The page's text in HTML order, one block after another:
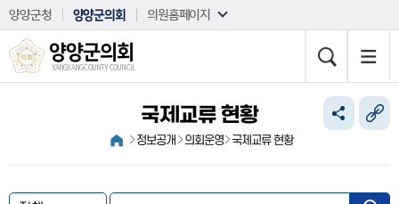
본문바로가기
양양군청 양양군의회 의원홈페이지
양양군의회
YANGYANG COUNTY COUNCIL
국제교류 현황
정보공개 의회운영 국제교류 현황